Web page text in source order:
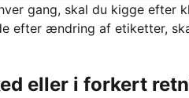
gang, skal du kigge
efter ændring af etiketter,
eller i forkert